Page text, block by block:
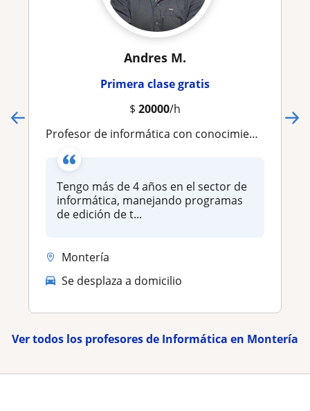
Andres M.
Primera clase gratis
$ 20000/h
Profesor de informática con conocimientos en ofimática y manejo de herramientas online
Tengo más de 4 años en el sector de
informática, manejando programas
de edición de t...
Montería
Se desplaza a domicilio
Ver todos los profesores de Informática en Montería